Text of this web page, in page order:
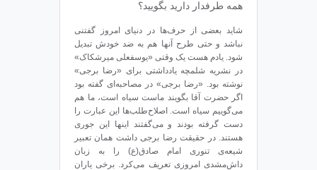
همه طرفدار دارید بگویید؟
شاید بعضی از حرف‌ها در دنیای امروز گفتنی
نباشد و حتی طرح آنها هم به ضد خودش تبدیل
شود. یادم هست یک وقتی «یوسفعلی میرشکاک»
در نشریه‌ شلمچه یادداشتی برای «رضا برجی»
نوشته بود. «رضا برجی» در مصاحبه‌ای گفته بود
اگر حضرت آقا بگویند ماست سیاه است، ما هم
می‌گوییم سیاه است. اصلاح‌طلب‌ها این عبارت را
دست گرفته بودند و می‌گفتند اینها این جوری
هستند. در حقیقت رضا برجی داشت همان تعبیر
شیعه‌ی تنوری امام صادق(ع) را به زبان
داش‌مشدی امروزی تعریف می‌کرد. برخی یاران